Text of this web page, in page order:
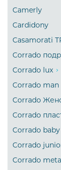
Camerly
Cardidony
Casamorati
Corrado
Corrado lux
Corrado man
Corrado
Corrado
Corrado baby
Corrado
Corrado